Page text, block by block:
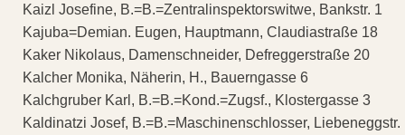
Kaizl Josefine, B.=B.=Zentralinspektorswitwe, Bankstr. 1
Kajuba=Demian. Eugen, Hauptmann, Claudiastraße 18
Kaker Nikolaus, Damenschneider, Defreggerstraße 20
Kalcher Monika, Näherin, H., Bauerngasse 6
Kalchgruber Karl, B.=B.=Kond.=Zugsf., Klostergasse 3
Kaldinatzi Josef, B.=B.=Maschinenschlosser, Liebeneggstr.